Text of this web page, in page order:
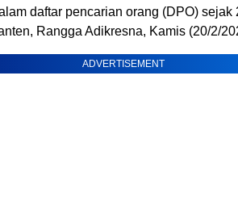
daftar pencarian orang (DPO) sejak
Rangga Adikresna, Kamis (20/2/
ADVERTISEMENT